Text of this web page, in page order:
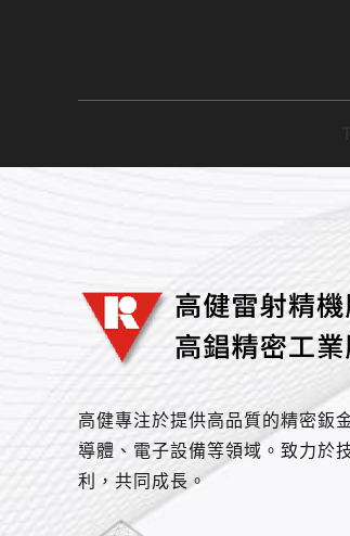
高健專注於提供高品質的精密鈑
導體、電子設備等領域。致力於
利，共同成長。